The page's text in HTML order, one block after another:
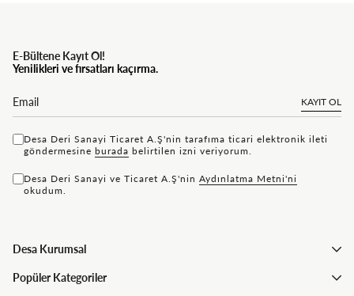
E-Bültene Kayıt Ol!
Yenilikleri ve fırsatları kaçırma.
KAYIT OL
Desa Deri Sanayi Ticaret A.Ş'nin tarafıma ticari elektronik ileti
göndermesine bu rada belirtilen izni veriyorum.
Desa Deri Sanayi ve Ticaret A.Ş'nin Aydınlatma Metni'ni
okudum.
Desa Kurumsal
Popüler Kategoriler